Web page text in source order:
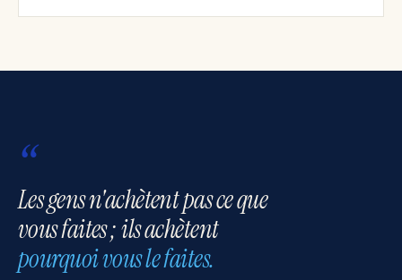
“
Les gens n'achètent pas ce que
vous faites ; ils achètent
pourquoi vous le faites.